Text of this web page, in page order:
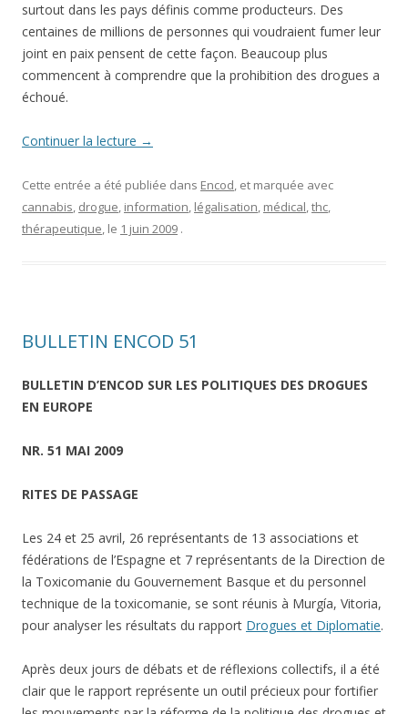
surtout dans les pays définis comme producteurs. Des
centaines de millions de personnes qui voudraient fumer leur
joint en paix pensent de cette façon. Beaucoup plus
commencent à comprendre que la prohibition des drogues a
échoué.
Continuer la lecture →
Cette entrée a été publiée dans Encod, et marquée avec
cannabis, drogue, information, légalisation, médical,thc,
thérapeutique, le 1 juin 2009 .
BULLETIN ENCOD 51
BULLETIN D’ENCOD SUR LES POLITIQUES DES DROGUES
EN EUROPE
NR. 51 MAI 2009
RITES DE PASSAGE
Les 24 et 25 avril, 26 représentants de 13 associations et
fédérations de l’Espagne et 7 représentants de la Direction de
la Toxicomanie du Gouvernement Basque et du personnel
technique de la toxicomanie, se sont réunis à Murgía, Vitoria,
pour analyser les résultats du rapport Drogues et Diplomatie.
Après deux jours de débats et de réflexions collectifs, il a été
clair que le rapport représente un outil précieux pour fortifier